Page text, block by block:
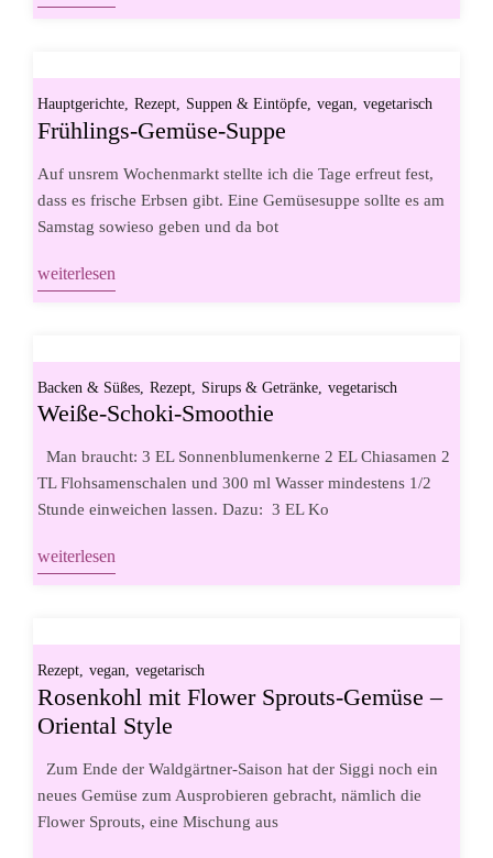
Hauptgerichte Rezept Suppen & Eintöpfe vegan vegetarisch
Frühlings-Gemüse-Suppe
Auf unsrem Wochenmarkt stellte ich die Tage erfreut fest,
dass es frische Erbsen gibt. Eine Gemüsesuppe sollte es am
Samstag sowieso geben und da bot
weiterlesen
Backen & Süßes Rezept Sirups & Getränke vegetarisch
Weiße-Schoki-Smoothie
Man braucht: 3 EL Sonnenblumenkerne 2 EL Chiasamen 2
TL Flohsamenschalen und 300 ml Wasser mindestens 1/2
Stunde einweichen lassen. Dazu: 3 EL Ko
weiterlesen
Rezept vegan vegetarisch
Rosenkohl mit Flower Sprouts-Gemüse –
Oriental Style
Zum Ende der Waldgärtner-Saison hat der Siggi noch ein
neues Gemüse zum Ausprobieren gebracht, nämlich die
Flower Sprouts, eine Mischung aus